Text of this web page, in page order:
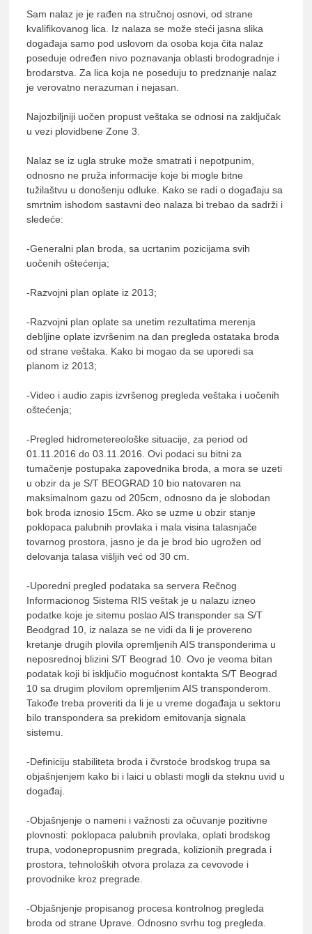
Sam nalaz je je rađen na stručnoj osnovi, od strane
kvalifikovanog lica. Iz nalaza se može steći jasna slika
događaja samo pod uslovom da osoba koja čita nalaz
poseduje određen nivo poznavanja oblasti brodogradnje i
brodarstva. Za lica koja ne poseduju to predznanje nalaz
je verovatno nerazuman i nejasan.
Najozbiljniji uočen propust veštaka se odnosi na zaključak
u vezi plovidbene Zone 3.
Nalaz se iz ugla struke može smatrati i nepotpunim,
odnosno ne pruža informacije koje bi mogle bitne
tužilaštvu u donošenju odluke. Kako se radi o događaju sa
smrtnim ishodom sastavni deo nalaza bi trebao da sadrži i
sledeće:
-Generalni plan broda, sa ucrtanim pozicijama svih
uočenih oštećenja;
-Razvojni plan oplate iz 2013;
-Razvojni plan oplate sa unetim rezultatima merenja
debljine oplate izvršenim na dan pregleda ostataka broda
od strane veštaka. Kako bi mogao da se uporedi sa
planom iz 2013;
-Video i audio zapis izvršenog pregleda veštaka i uočenih
oštećenja;
-Pregled hidrometereološke situacije, za period od
01.11.2016 do 03.11.2016. Ovi podaci su bitni za
tumačenje postupaka zapovednika broda, a mora se uzeti
u obzir da je S/T BEOGRAD 10 bio natovaren na
maksimalnom gazu od 205cm, odnosno da je slobodan
bok broda iznosio 15cm. Ako se uzme u obzir stanje
poklopaca palubnih provlaka i mala visina talasnjače
tovarnog prostora, jasno je da je brod bio ugrožen od
delovanja talasa višljih već od 30 cm.
-Uporedni pregled podataka sa servera Rečnog
Informacionog Sistema RIS veštak je u nalazu izneo
podatke koje je sitemu poslao AIS transponder sa S/T
Beodgrad 10, iz nalaza se ne vidi da li je provereno
kretanje drugih plovila opremljenih AIS transponderima u
neposrednoj blizini S/T Beograd 10. Ovo je veoma bitan
podatak koji bi isključio mogućnost kontakta S/T Beograd
10 sa drugim plovilom opremljenim AIS transponderom.
Takođe treba proveriti da li je u vreme događaja u sektoru
bilo transpondera sa prekidom emitovanja signala
sistemu.
-Definiciju stabiliteta broda i čvrstoće brodskog trupa sa
objašnjenjem kako bi i laici u oblasti mogli da steknu uvid u
događaj.
-Objašnjenje o nameni i važnosti za očuvanje pozitivne
plovnosti: poklopaca palubnih provlaka, oplati brodskog
trupa, vodonepropusnim pregrada, kolizionih pregrada i
prostora, tehnoloških otvora prolaza za cevovode i
provodnike kroz pregrade.
-Objašnjenje propisanog procesa kontrolnog pregleda
broda od strane Uprave. Odnosno svrhu tog pregleda.